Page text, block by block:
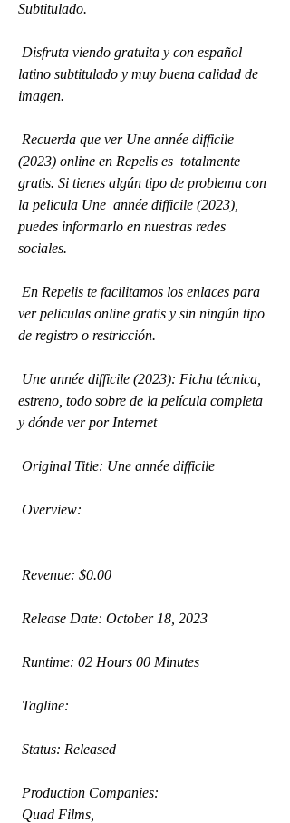
Subtitulado.
latino subtitulado y muy buena calidad de
imagen.
(2023) online en Repelis es  totalmente
gratis. Si tienes algún tipo de problema con
la pelicula Une  année difficile (2023),
puedes informarlo en nuestras redes
sociales.
ver peliculas online gratis y sin ningún tipo
de registro o restricción.
estreno, todo sobre de la película completa
y dónde ver por Internet
Original Title: Une année difficile
Overview:
Revenue: $0.00
Release Date: October 18, 2023
Runtime: 02 Hours 00 Minutes
Tagline:
Status: Released
Production Companies:
Quad Films,